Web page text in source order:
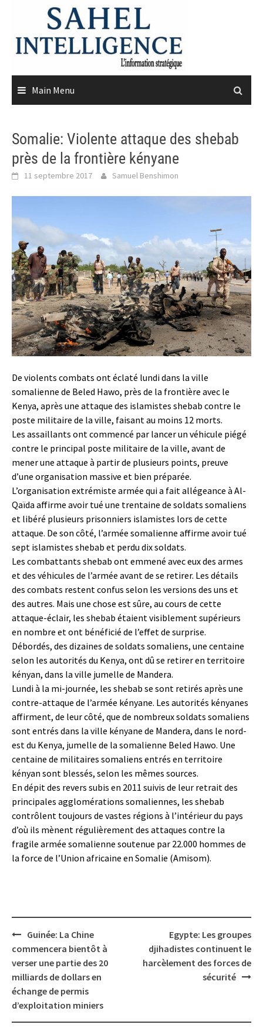
content
Main Menu
Somalie: Violente attaque des shebab
près de la frontière kényane
11 septembre 2017 Samuel Benshimon
De violents combats ont éclaté lundi dans la ville
somalienne de Beled Hawo, près de la frontière avec le
Kenya, après une attaque des islamistes shebab contre le
poste militaire de la ville, faisant au moins 12 morts.
Les assaillants ont commencé par lancer un véhicule piégé
contre le principal poste militaire de la ville, avant de
mener une attaque à partir de plusieurs points, preuve
d’une organisation massive et bien préparée.
L’organisation extrémiste armée qui a fait allégeance à Al-
Qaïda affirme avoir tué une trentaine de soldats somaliens
et libéré plusieurs prisonniers islamistes lors de cette
attaque. De son côté, l’armée somalienne affirme avoir tué
sept islamistes shebab et perdu dix soldats.
Les combattants shebab ont emmené avec eux des armes
et des véhicules de l’armée avant de se retirer. Les détails
des combats restent confus selon les versions des uns et
des autres. Mais une chose est sûre, au cours de cette
attaque-éclair, les shebab étaient visiblement supérieurs
en nombre et ont bénéficié de l’effet de surprise.
Débordés, des dizaines de soldats somaliens, une centaine
selon les autorités du Kenya, ont dû se retirer en territoire
kényan, dans la ville jumelle de Mandera.
Lundi à la mi-journée, les shebab se sont retirés après une
contre-attaque de l’armée kényane. Les autorités kényanes
affirment, de leur côté, que de nombreux soldats somaliens
sont entrés dans la ville kényane de Mandera, dans le nord-
est du Kenya, jumelle de la somalienne Beled Hawo. Une
centaine de militaires somaliens entrés en territoire
kényan sont blessés, selon les mêmes sources.
En dépit des revers subis en 2011 suivis de leur retrait des
principales agglomérations somaliennes, les shebab
contrôlent toujours de vastes régions à l’intérieur du pays
d’où ils mènent régulièrement des attaques contre la
fragile armée somalienne soutenue par 22.000 hommes de
la force de l’Union africaine en Somalie (Amisom).
Post
navigation
Guinée: La Chine
commencera bientôt à
verser une partie des 20
milliards de dollars en
échange de permis
d’exploitation miniers
Egypte: Les groupes
djihadistes continuent le
harcèlement des forces de
sécurité